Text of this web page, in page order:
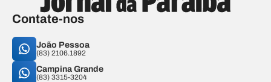
Contate-nos
João Pessoa
(83) 2106.1892
Campina Grande
(83) 3315-3204